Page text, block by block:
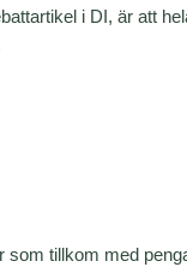
i DI, är att
tillkom med